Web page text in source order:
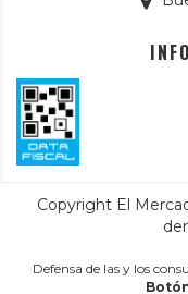
Copyright El
Defensa de las y los